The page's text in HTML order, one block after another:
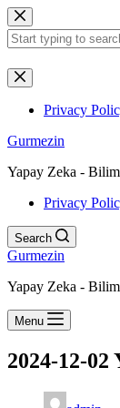
Skip
to
content
No
results
Privacy
Gurmezin
Yapay Zeka -
Privacy
Search
Gurmezin
Yapay Zeka -
Menu
2024-12-